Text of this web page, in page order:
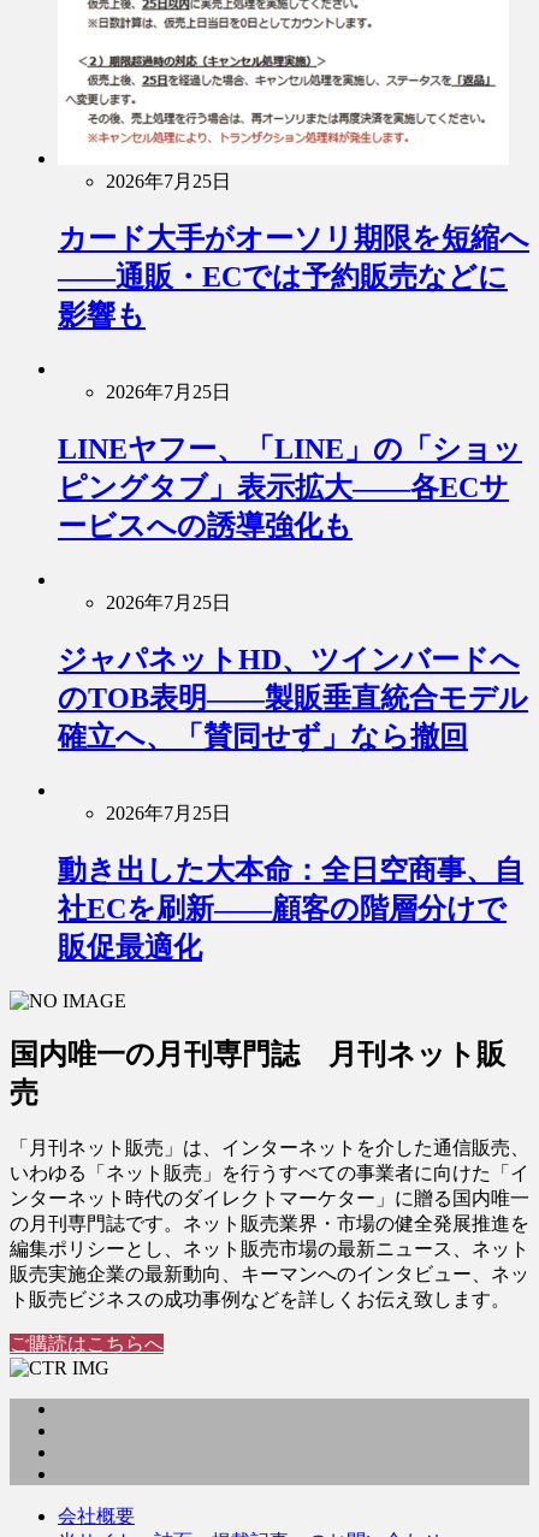
2026年7月25日
カード大手がオーソリ期限を短縮へ
――通販・ECでは予約販売などに
影響も
2026年7月25日
LINEヤフー、「LINE」の「ショッ
ピングタブ」表示拡大――各ECサ
ービスへの誘導強化も
2026年7月25日
ジャパネットHD、ツインバードへ
のTOB表明――製販垂直統合モデル
確立へ、「賛同せず」なら撤回
2026年7月25日
動き出した大本命：全日空商事、自
社ECを刷新――顧客の階層分けで
販促最適化
国内唯一の月刊専門誌 月刊ネット販
売
「月刊ネット販売」は、インターネットを介した通信販売、
いわゆる「ネット販売」を行うすべての事業者に向けた「イ
ンターネット時代のダイレクトマーケター」に贈る国内唯一
の月刊専門誌です。ネット販売業界・市場の健全発展推進を
編集ポリシーとし、ネット販売市場の最新ニュース、ネット
販売実施企業の最新動向、キーマンへのインタビュー、ネッ
ト販売ビジネスの成功事例などを詳しくお伝え致します。
ご購読はこちらへ
会社概要